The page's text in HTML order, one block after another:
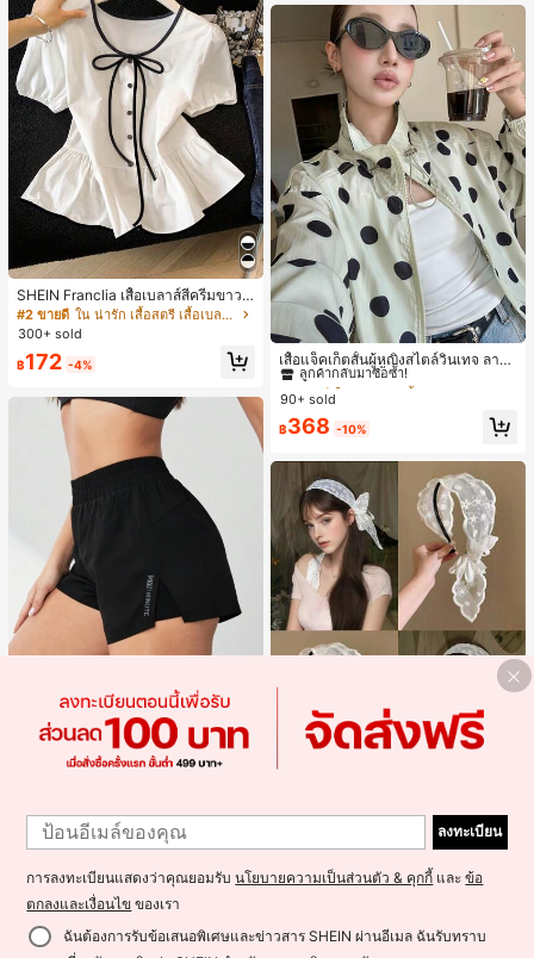
SHEIN Franclia เสื้อเบลาส์สีครีมขาวนุ่
มนวล เอวรูด, แต่งขอบตัดกัน + โบว์ผูก,
แขนพอง จับคู่กับกระโปรงชายระบาย,
กวัน
#2 ขายดี
ใน น่ารัก เสื้อสตรี เสื้อเบลาส์ & Tee
300+ sold
฿172 -4%
Eassivo
300+ sold
(1000+)
261 -3%
ขวัญในอุดมคติสำหรับคริสต์มาส, วันว
าเลนไทน์, อีสเตอร์, ฤดูแต่งงานและวันเ
กิดสำหรับแฟนสาว
เสื้อแจ็คเก็ตสั้นผู้หญิงสไตล์วินเทจ ลายจุ
ดขนาดใหญ่ คอตั้ง เอวเข้ารูป แขนพอง
ทรงหลวม แฟชั่นอเนกประสงค์ สำหรับใ
ส่ประจำวันและไปเที่ยวพักผ่อน
#1 ขายดี
ใน กระเป๋า เสื้อคลุมลำลอง
ลูกค้ากลับมาซื้อซ้ำ!
#1 ขายดี ใน กระเป๋า เสื้อคลุมลำลอง
ลูกค้ากลับมาซื้อซ้ำ!
#1 ขายดี ใน กระเป๋า เสื้อคลุมลำลอง
ลูกค้ากลับมาซื้อซ้ำ!
#1 ขายดี
ใน กระเป๋า เสื้อคลุมลำลอง
90+ sold
฿368 -10%
2ชิ้น/1ชิ้น ที่คาดผมโบว์ลูกไม้ มงกุฎสูง
แถบกว้าง สีดำ สีขาว สำหรับใส่ประจำ
วัน กิ๊บติดผม ยางรัดผม (ลายปักดอกไม้
จัดวางแบบสุ่ม)
ใน โพลีเอสเตอร์ ที่คาดผม
900+ sold
฿49
1
ลงทะเบียน
การลงทะเบียนแสดงว่าคุณยอมรับนโยบายความเป็นส่วนตัว & คุกกี้ และข้อ
ตกลงและเงื่อนไข ของเรา
ฉันต้องการรับข้อเสนอพิเศษและข่าวสาร SHEIN ผ่านอีเมล ฉันรับทราบ